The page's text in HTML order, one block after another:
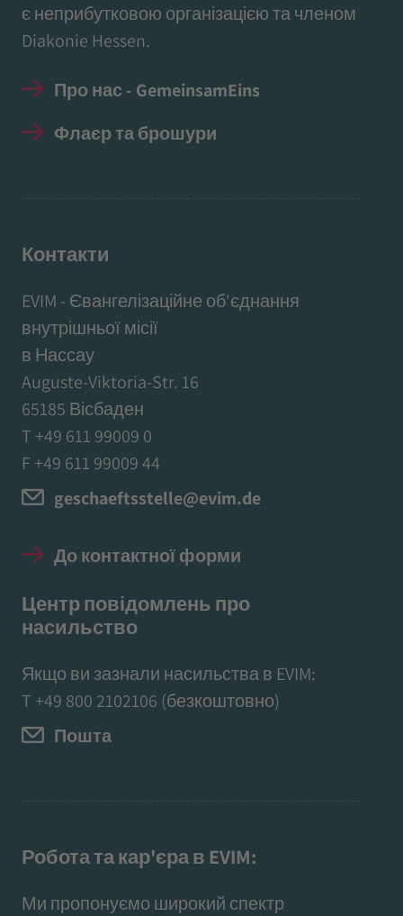
є неприбутковою організацією та членом
Diakonie Hessen.
Про нас - GemeinsamEins
Флаєр та брошури
Контакти
EVIM - Євангелізаційне об'єднання
внутрішньої місії
в Нассау
Auguste-Viktoria-Str. 16
65185 Вісбаден
T +49 611 99009 0
F +49 611 99009 44
geschaeftsstelle@evim.de
До контактної форми
Центр повідомлень про
насильство
Якщо ви зазнали насильства в EVIM:
T +49 800 2102106 (безкоштовно)
Пошта
Робота та кар'єра в EVIM:
Ми пропонуємо широкий спектр